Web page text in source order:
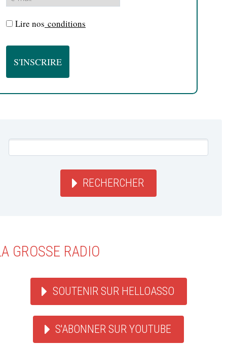
Lire nos conditions
RECHERCHER
GROSSE RADIO
SOUTENIR SUR HELLOASSO
S'ABONNER SUR YOUTUBE